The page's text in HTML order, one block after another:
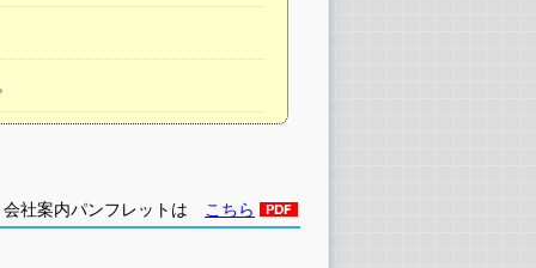
会社案内パンフレットは こちら